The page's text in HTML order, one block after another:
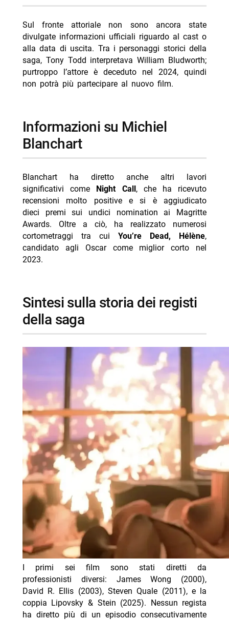
Sul fronte attoriale non sono ancora state
divulgate informazioni ufficiali riguardo al cast o
alla data di uscita. Tra i personaggi storici della
saga, Tony Todd interpretava William Bludworth;
purtroppo l’attore è deceduto nel 2024, quindi
non potrà più partecipare al nuovo film.
informazioni su Michiel
Blanchart
Blanchart ha diretto anche altri lavori
significativi come Night Call, che ha ricevuto
recensioni molto positive e si è aggiudicato
dieci premi sui undici nomination ai Magritte
Awards. Oltre a ciò, ha realizzato numerosi
cortometraggi tra cuiYou’re Dead, Hélène,
candidato agli Oscar come miglior corto nel
2023.
sintesi sulla storia dei registi
della saga
I primi sei film sono stati diretti da
professionisti diversi: James Wong (2000),
David R. Ellis (2003), Steven Quale (2011), e la
coppia Lipovsky & Stein (2025). Nessun regista
ha diretto più di un episodio consecutivamente